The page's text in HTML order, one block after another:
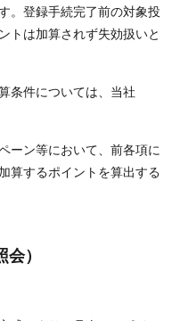
。登録手続完了前の対象投
トは加算されず失効扱いと
条件については、当社
ーン等において、前各項に
算するポイントを算出する
）